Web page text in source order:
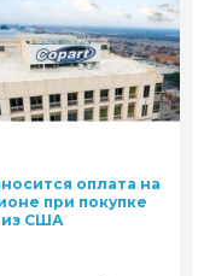
оплата на
при покупке
из США